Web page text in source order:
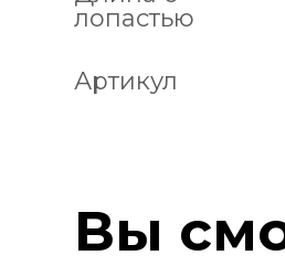
лопастью
Артикул
Вы